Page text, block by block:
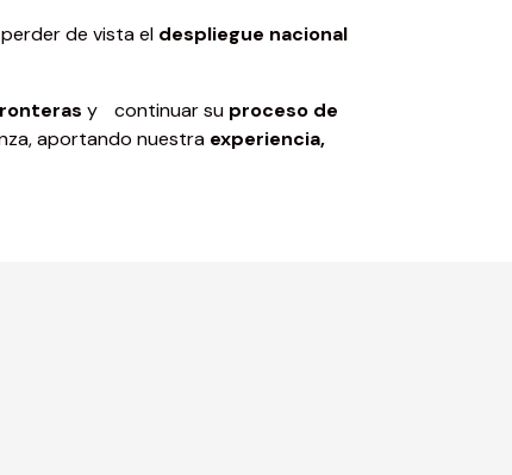
de vista el despliegue nacional
y continuar su proceso de
aportando nuestra experiencia,